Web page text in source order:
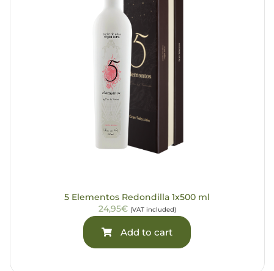
5 Elementos Redondilla 1x500 ml
24,95€ (VAT included)
Add to cart